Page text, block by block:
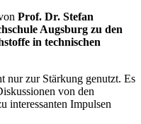
Prof. Dr. Stefan
Augsburg zu den
in technischen
nur zur Stärkung genutzt. Es
von den
interessanten Impulsen